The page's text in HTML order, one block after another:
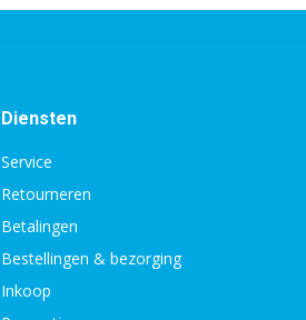
Diensten
Service
Retourneren
Betalingen
Bestellingen & bezorging
Inkoop